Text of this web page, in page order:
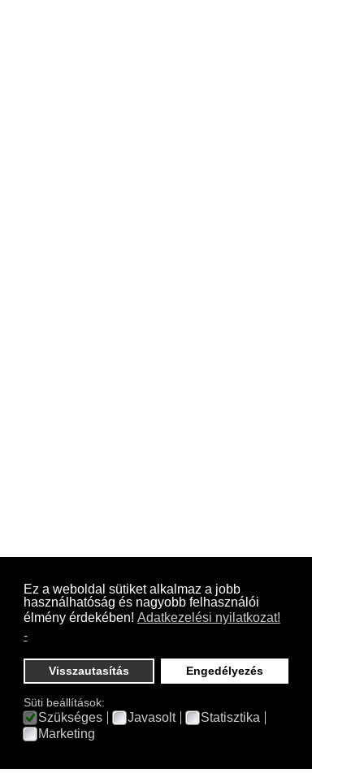
Ez a weboldal sütiket alkalmaz a jobb
használhatóság és nagyobb felhasználói
élmény érdekében! Adatkezelési nyilatkozat!
-
Visszautasítás Engedélyezés
Süti beállítások:
Szükséges Javasolt
Statisztika
Marketing